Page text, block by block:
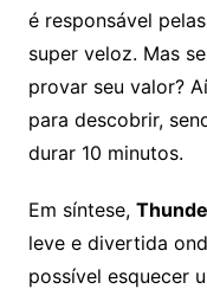
é responsável
super veloz. Mas
provar seu valor?
para descobrir,
durar 10 minutos.
Em síntese,
leve e divertida
possível esquecer